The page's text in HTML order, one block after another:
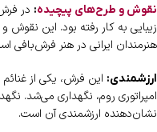
نقوش و طرح‌های پیچیده: در
زیبایی به کار رفته بود. این
هنرمندان ایرانی در هنر فرش‌بافی
ارزشمندی: این فرش، یکی از
امپراتوری روم، نگهداری می‌شد.
نشان‌دهنده ارزشمندی آن است.